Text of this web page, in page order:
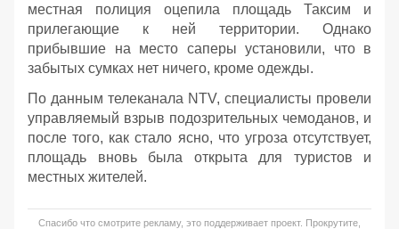
местная полиция оцепила площадь Таксим и
прилегающие к ней территории. Однако
прибывшие на место саперы установили, что в
забытых сумках нет ничего, кроме одежды.
По данным телеканала NTV, специалисты провели
управляемый взрыв подозрительных чемоданов, и
после того, как стало ясно, что угроза отсутствует,
площадь вновь была открыта для туристов и
местных жителей.
Спасибо что смотрите рекламу, это поддерживает проект. Прокрутите,